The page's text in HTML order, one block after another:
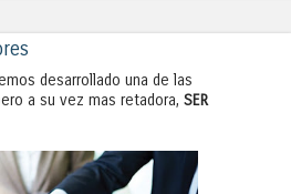
desarrollado una de las
a su vez mas retadora, SER